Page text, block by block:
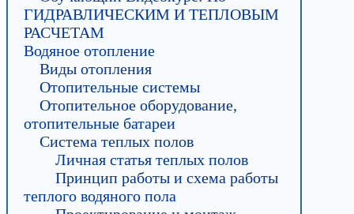
ГИДРАВЛИЧЕСКИМ И ТЕПЛОВЫМ
РАСЧЕТАМ
Водяное отопление
Виды отопления
Отопительные системы
Отопительное оборудование,
отопительные батареи
Система теплых полов
Личная статья теплых полов
Принцип работы и схема работы
теплого водяного пола